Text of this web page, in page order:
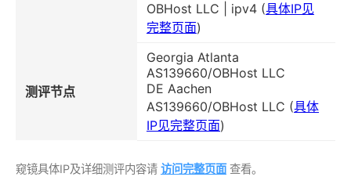
OBHost LLC | ipv4 (具体IP见
完整页面)
测评节点
Georgia Atlanta
AS139660/OBHost LLC
DE Aachen
AS139660/OBHost LLC (具体
IP见完整页面)
窥镜具体IP及详细测评内容请 访问完整页面查看。